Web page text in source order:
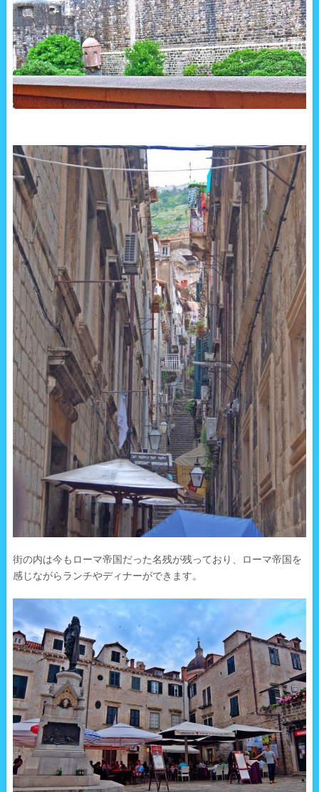
街の内は今もローマ帝国だった名残が残っており、ローマ帝国を
感じながらランチやディナーができます。